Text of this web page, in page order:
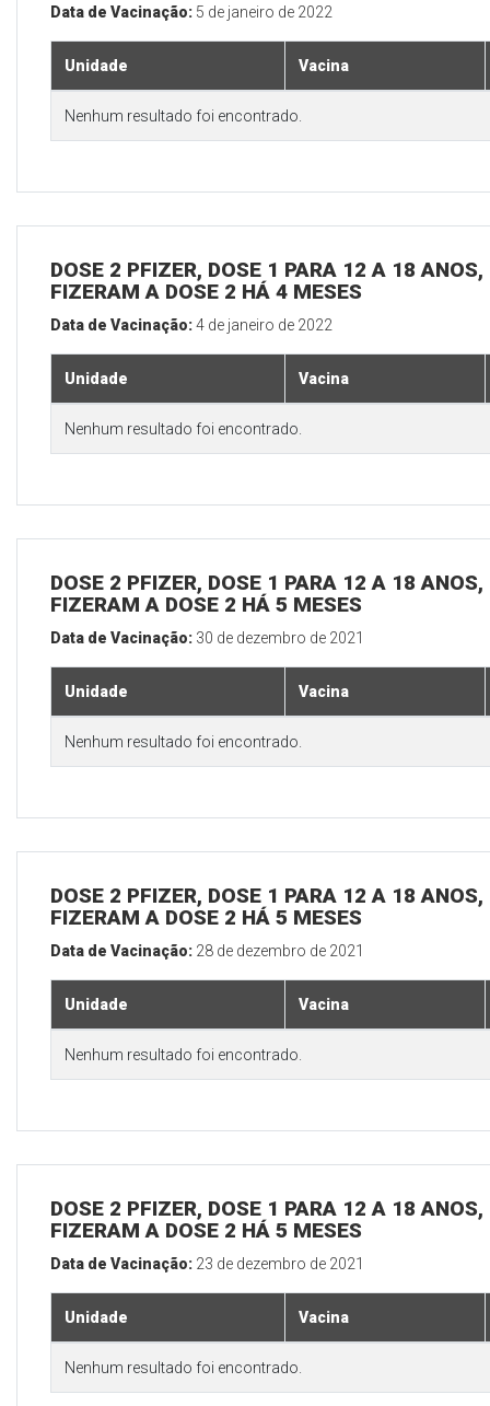
Data de Vacinação: 5 de janeiro de 2022
Unidade Vacina
Nenhum resultado foi encontrado.
DOSE 2 PFIZER, DOSE 1 PARA 12 A 18
FIZERAM A DOSE 2 HÁ 4 MESES
Data de Vacinação:4 de janeiro de 2022
Unidade Vacina
Nenhum resultado foi encontrado.
DOSE 2 PFIZER, DOSE 1 PARA 12 A 18
FIZERAM A DOSE 2 HÁ 5 MESES
Data de Vacinação: 30 de dezembro de 2021
Unidade Vacina
Nenhum resultado foi encontrado.
DOSE 2 PFIZER, DOSE 1 PARA 12 A 18
FIZERAM A DOSE 2 HÁ 5 MESES
Data de Vacinação: 28 de dezembro de 2021
Unidade Vacina
Nenhum resultado foi encontrado.
DOSE 2 PFIZER, DOSE 1 PARA 12 A 18
FIZERAM A DOSE 2 HÁ 5 MESES
Data de Vacinação: 23 de dezembro de 2021
Unidade Vacina
Nenhum resultado foi encontrado.